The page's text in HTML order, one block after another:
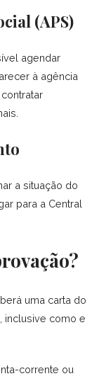
(APS)
agendar
à agência
a situação do
para a Central
uma carta do
inclusive como e
corrente ou